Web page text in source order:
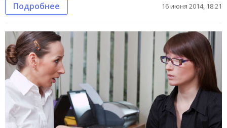
Подробнее 16 июня 2014, 18:21